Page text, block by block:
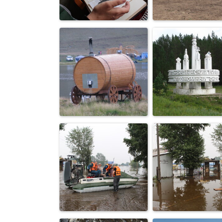
Иркутск. Дом
пионеров
Без названия
Есть мечта спасти
фото
танкового
1945 г
Банька "Бочка" на
Тутае
По дороге на
Байкал